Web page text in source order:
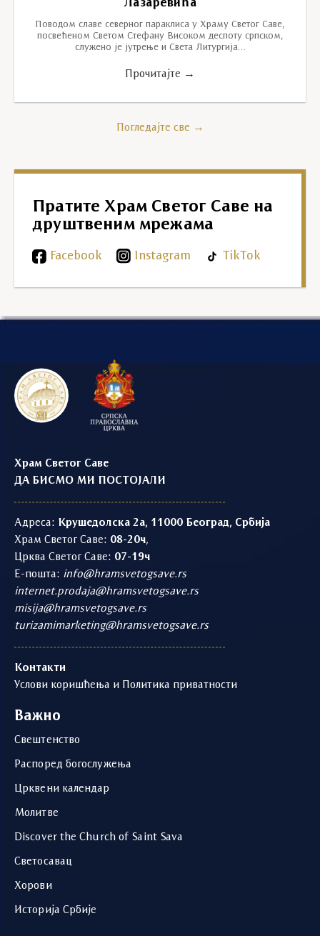
Лазаревића
Поводом славе северног параклиса у Храму Светог Саве,
посвећеном Светом Стефану Високом деспоту српском,
служено је јутрење и Света Литургија…
Прочитајте →
Погледајте све →
Пратите Храм Светог Саве на
друштвеним мрежама
Facebook Instagram TikTok
Храм Светог Саве
ДА БИСМО МИ ПОСТОЈАЛИ
Адреса: Крушедолска 2а, 11000 Београд, Србија
Храм Светог Саве: 08-20ч,
Црква Светог Саве: 07-19ч
Е-пошта: info@hramsvetogsave.rs
internet.prodaja@hramsvetogsave.rs
misija@hramsvetogsave.rs
turizamimarketing@hramsvetogsave.rs
Контакти
Услови коришћења и Политика приватности
Важно
Свештенство
Распоред богослужења
Црквени календар
Молитве
Discover the Church of Saint Sava
Светосавац
Хорови
Историја Србије